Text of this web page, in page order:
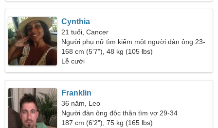
Cynthia
21 tuổi, Cancer
Người phụ nữ tìm kiếm một người đàn ông 23-
31
168 cm (5'7"), 48 kg (105 lbs)
Lễ cưới
Franklin
36 năm, Leo
Người đàn ông độc thân tìm vợ 29-34
187 cm (6'2"), 75 kg (165 lbs)